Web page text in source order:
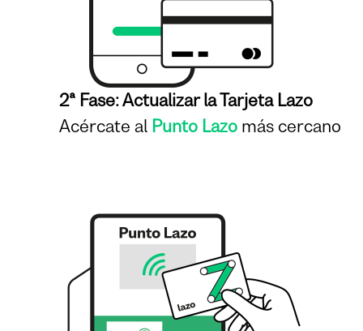
2ª Fase: Actualizar la Tarjeta Lazo
Acércate al Punto Lazo más cercano